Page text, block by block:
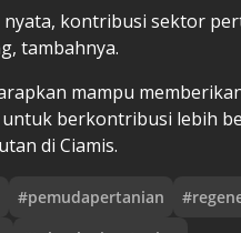
kontribusi sektor
tambahnya.
mampu
berkontribusi lebih
di Ciamis.
#pemudapertanian #